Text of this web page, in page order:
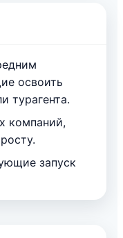
освоить
турагента.
компаний,
запуск